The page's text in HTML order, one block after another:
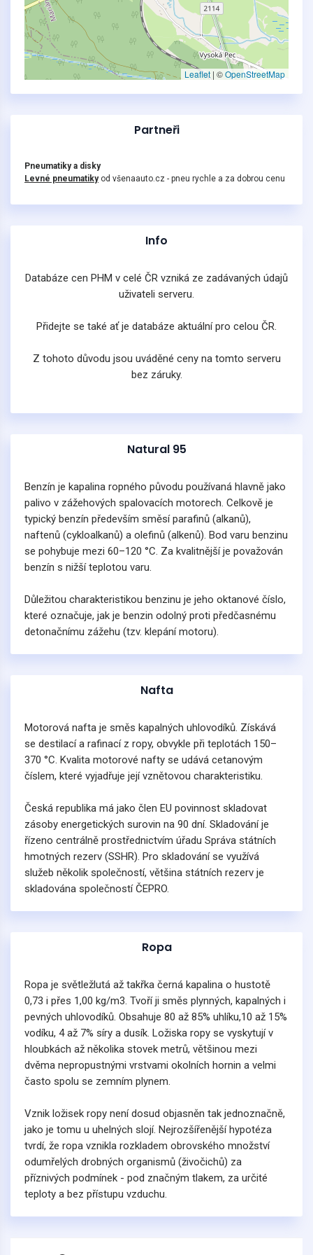
Leaflet | ©OpenStreetMap
Partneři
Pneumatiky a disky
Levné pneumatikyod všenaauto.cz - pneu rychle a za dobrou cenu
Info
Databáze cen PHM v celé ČR vzniká ze zadávaných údajů
uživateli serveru.
Přidejte se také ať je databáze aktuální pro celou ČR.
Z tohoto důvodu jsou uváděné ceny na tomto serveru
bez záruky.
Natural 95
Benzín je kapalina ropného původu používaná hlavně jako
palivo v zážehových spalovacích motorech. Celkově je
typický benzín především směsí parafinů (alkanů),
naftenů (cykloalkanů) a olefinů (alkenů). Bod varu benzinu
se pohybuje mezi 60–120 °C. Za kvalitnější je považován
benzín s nižší teplotou varu.
Důležitou charakteristikou benzinu je jeho oktanové číslo,
které označuje, jak je benzin odolný proti předčasnému
detonačnímu zážehu (tzv. klepání motoru).
Nafta
Motorová nafta je směs kapalných uhlovodíků. Získává
se destilací a rafinací z ropy, obvykle při teplotách 150–
370 °C. Kvalita motorové nafty se udává cetanovým
číslem, které vyjadřuje její vznětovou charakteristiku.
Česká republika má jako člen EU povinnost skladovat
zásoby energetických surovin na 90 dní. Skladování je
řízeno centrálně prostřednictvím úřadu Správa státních
hmotných rezerv (SSHR). Pro skladování se využívá
služeb několik společností, většina státních rezerv je
skladována společností ČEPRO.
Ropa
Ropa je světležlutá až takřka černá kapalina o hustotě
0,73 i přes 1,00 kg/m3. Tvoří ji směs plynných, kapalných i
pevných uhlovodíků. Obsahuje 80 až 85% uhlíku,10 až 15%
vodíku, 4 až 7% síry a dusík. Ložiska ropy se vyskytují v
hloubkách až několika stovek metrů, většinou mezi
dvěma nepropustnými vrstvami okolních hornin a velmi
často spolu se zemním plynem.
Vznik ložisek ropy není dosud objasněn tak jednoznačně,
jako je tomu u uhelných slojí. Nejrozšířenější hypotéza
tvrdí, že ropa vznikla rozkladem obrovského množství
odumřelých drobných organismů (živočichů) za
příznivých podmínek - pod značným tlakem, za určité
teploty a bez přístupu vzduchu.